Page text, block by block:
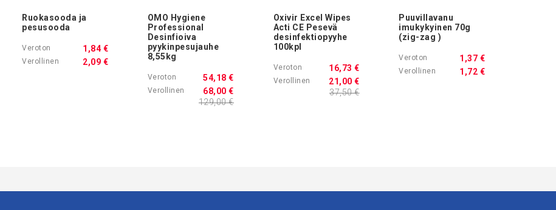
Ruokasooda ja
pesusooda
2,09 €
1,84 €
OMO Hygiene
Professional
Desinfioiva
pyykinpesujauhe
8,55kg
68,00 €
54,18 €
129,00 €
Oxivir Excel Wipes
Acti CE Pesevä
desinfektiopyyhe
100kpl
21,00 €
16,73 €
37,50 €
Puuvillavanu
imukykyinen 70g
(zig-zag )
1,72 €
1,37 €